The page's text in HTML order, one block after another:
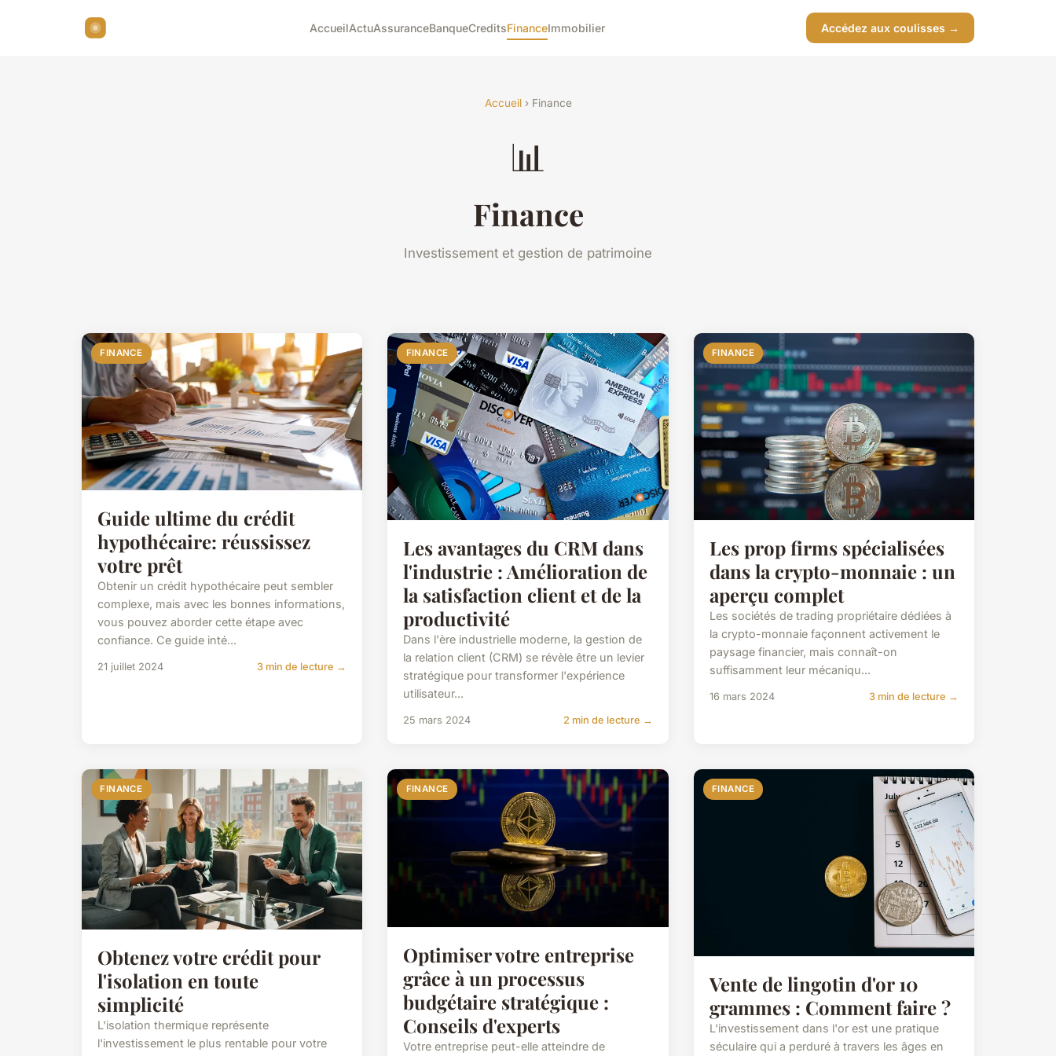
AccueilActuAssuranceBanqueCreditsFinanceImmobilier Accédez aux coulisses →
Accueil› Finance
📊
Finance
Investissement et gestion de patrimoine
FINANCE
Guide ultime du crédit
hypothécaire: réussissez
votre prêt
Obtenir un crédit hypothécaire peut sembler
complexe, mais avec les bonnes informations,
vous pouvez aborder cette étape avec
confiance. Ce guide inté...
21 juillet 2024 3 min de lecture →
FINANCE
Les avantages du CRM dans
l'industrie : Amélioration de
la satisfaction client et de la
productivité
Dans l'ère industrielle moderne, la gestion de
la relation client (CRM) se révèle être un levier
stratégique pour transformer l'expérience
utilisateur...
25 mars 2024 2 min de lecture →
FINANCE
Les prop firms spécialisées
dans la crypto-monnaie : un
aperçu complet
Les sociétés de trading propriétaire dédiées à
la crypto-monnaie façonnent activement le
paysage financier, mais connaît-on
suffisamment leur mécaniqu...
16 mars 2024 3 min de lecture →
FINANCE
Obtenez votre crédit pour
l'isolation en toute
simplicité
L'isolation thermique représente
l'investissement le plus rentable pour votre
FINANCE
Optimiser votre entreprise
grâce à un processus
budgétaire stratégique :
Conseils d'experts
Votre entreprise peut-elle atteindre de
FINANCE
Vente de lingotin d'or 10
grammes : Comment faire ?
L'investissement dans l'or est une pratique
séculaire qui a perduré à travers les âges en